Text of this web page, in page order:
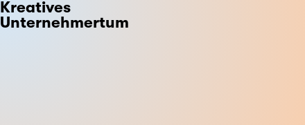
Kreatives
Unternehmertum